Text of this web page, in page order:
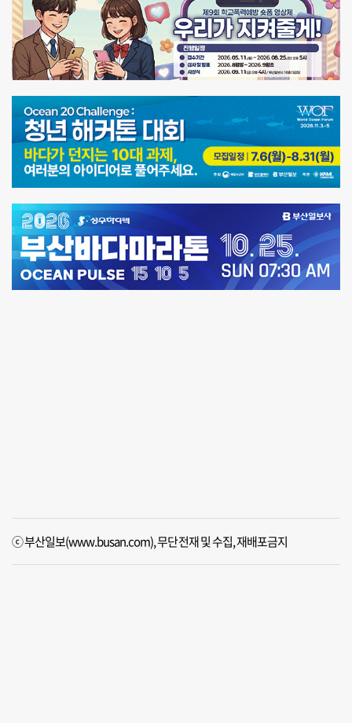
ⓒ 부산일보(www.busan.com), 무단전재 및 수집, 재배포금지